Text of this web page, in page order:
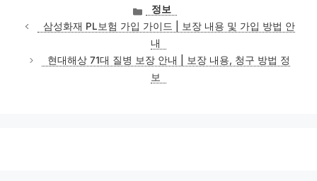
카
테
고
리
정보
삼성화재 PL보험 가입 가이드 | 보장 내용 및 가입 방법 안
내
현대해상 71대 질병 보장 안내 | 보장 내용, 청구 방법 정
보